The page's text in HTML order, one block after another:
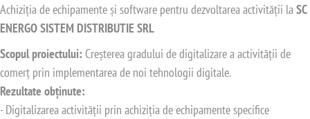
Achiziția de echipamente și software pentru dezvoltarea activității laSC
ENERGO SISTEM DISTRIBUTIE SRL
Scopul proiectului: Creșterea gradului de digitalizare a activității de
comerț prin implementarea de noi tehnologii digitale.
Rezultate obținute:
- Digitalizarea activității prin achiziția de echipamente specifice